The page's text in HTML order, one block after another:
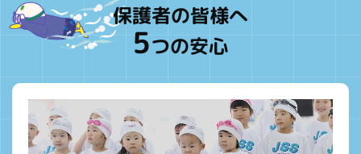
保護者の皆様へ
5つの安心